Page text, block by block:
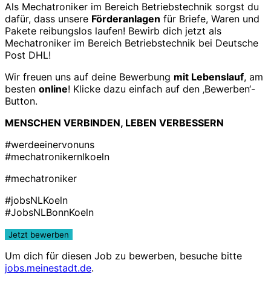
Als Mechatroniker im Bereich Betriebstechnik sorgst du
dafür, dass unsere Förderanlagen für Briefe, Waren und
Pakete reibungslos laufen! Bewirb dich jetzt als
Mechatroniker im Bereich Betriebstechnik bei Deutsche
Post DHL!
Wir freuen uns auf deine Bewerbung mit Lebenslauf, am
besten online! Klicke dazu einfach auf den ‚Bewerben‘-
Button.
MENSCHEN VERBINDEN, LEBEN VERBESSERN
#werdeeinervonuns
#mechatronikernlkoeln
#mechatroniker
#jobsNLKoeln
#JobsNLBonnKoeln
Um dich für diesen Job zu bewerben, besuche bitte
jobs.meinestadt.de.